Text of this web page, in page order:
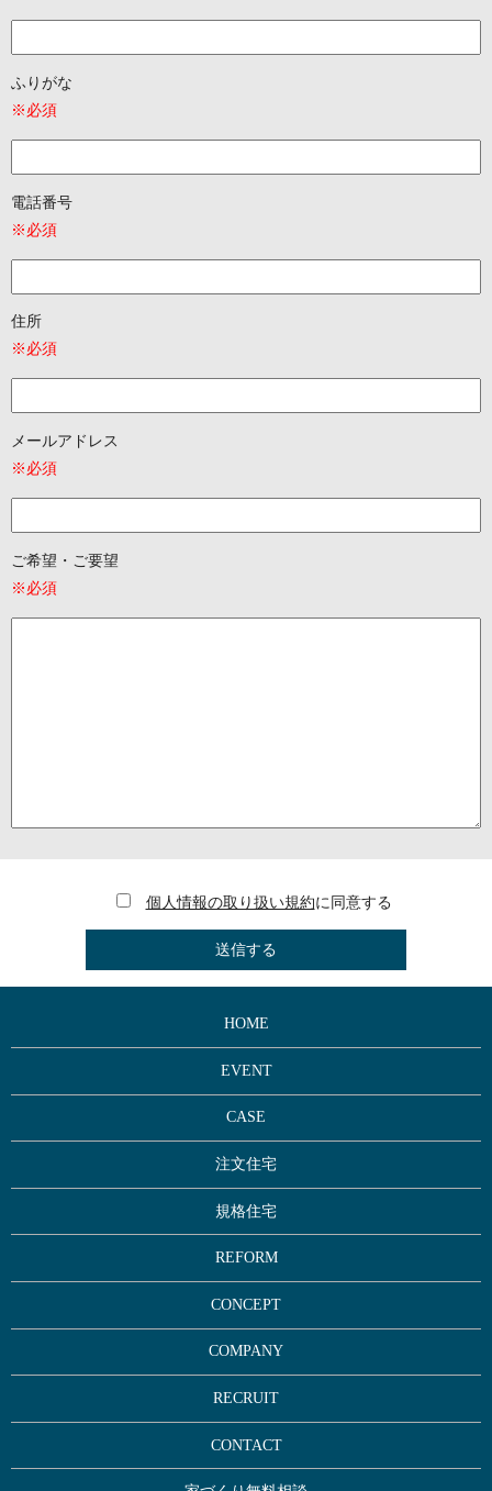
ふりがな
※必須
電話番号
※必須
住所
※必須
メールアドレス
※必須
ご希望・ご要望
※必須
個人情報の取り扱い規約に同意する
このフィールドは空のままにして
HOME
EVENT
CASE
注文住宅
規格住宅
REFORM
CONCEPT
COMPANY
RECRUIT
CONTACT